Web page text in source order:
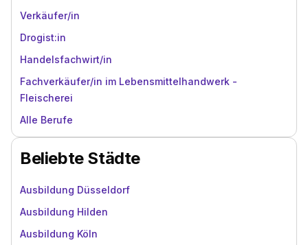
Verkäufer/in
Drogist:in
Handelsfachwirt/in
Fachverkäufer/in im Lebensmittelhandwerk -
Fleischerei
Alle Berufe
Beliebte Städte
Ausbildung Düsseldorf
Ausbildung Hilden
Ausbildung Köln